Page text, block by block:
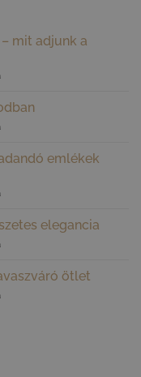
mit adjunk a
emlékek
elegancia
ötlet